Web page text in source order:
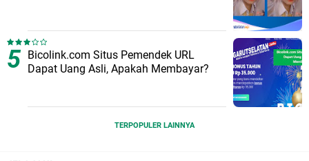
Bicolink.com Situs Pemendek URL
Dapat Uang Asli, Apakah Membayar?
TERPOPULER LAINNYA